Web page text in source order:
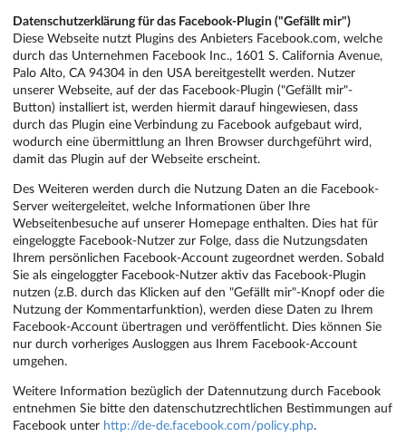
Datenschutzerklärung für das Facebook-Plugin ("Gefällt mir")
Diese Webseite nutzt Plugins des Anbieters Facebook.com, welche
durch das Unternehmen Facebook Inc., 1601 S. California Avenue,
Palo Alto, CA 94304 in den USA bereitgestellt werden. Nutzer
unserer Webseite, auf der das Facebook-Plugin ("Gefällt mir"-
Button) installiert ist, werden hiermit darauf hingewiesen, dass
durch das Plugin eine Verbindung zu Facebook aufgebaut wird,
wodurch eine übermittlung an Ihren Browser durchgeführt wird,
damit das Plugin auf der Webseite erscheint.
Des Weiteren werden durch die Nutzung Daten an die Facebook-
Server weitergeleitet, welche Informationen über Ihre
Webseitenbesuche auf unserer Homepage enthalten. Dies hat für
eingeloggte Facebook-Nutzer zur Folge, dass die Nutzungsdaten
Ihrem persönlichen Facebook-Account zugeordnet werden. Sobald
Sie als eingeloggter Facebook-Nutzer aktiv das Facebook-Plugin
nutzen (z.B. durch das Klicken auf den "Gefällt mir"-Knopf oder die
Nutzung der Kommentarfunktion), werden diese Daten zu Ihrem
Facebook-Account übertragen und veröffentlicht. Dies können Sie
nur durch vorheriges Ausloggen aus Ihrem Facebook-Account
umgehen.
Weitere Information bezüglich der Datennutzung durch Facebook
entnehmen Sie bitte den datenschutzrechtlichen Bestimmungen auf
Facebook unter http://de-de.facebook.com/policy.php.